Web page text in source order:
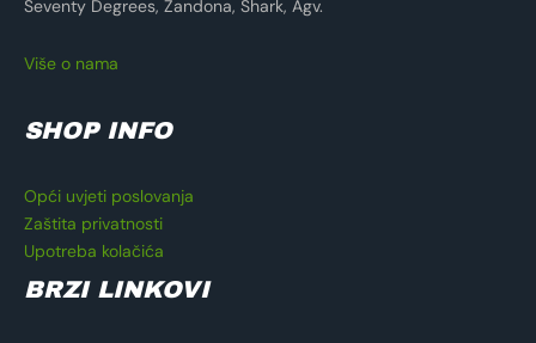
Seventy Degrees, Zandona, Shark, Agv.
Više o nama
SHOP INFO
Opći uvjeti poslovanja
Zaštita privatnosti
Upotreba kolačića
BRZI LINKOVI